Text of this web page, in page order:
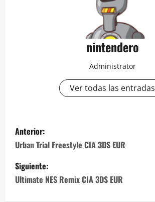
nintendero
Administrator
Ver todas las entradas
N
a
v
e
Anterior:
Urban Trial Freestyle CIA 3DS EUR
Siguiente:
Ultimate NES Remix CIA 3DS EUR